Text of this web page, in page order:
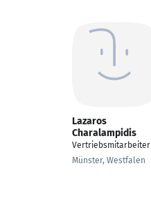
Lazaros
Charalampidis
Vertriebsmitarbeiter
Münster, Westfalen